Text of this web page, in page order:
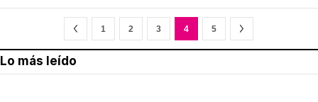
1 2 3 4 5
Lo más leído